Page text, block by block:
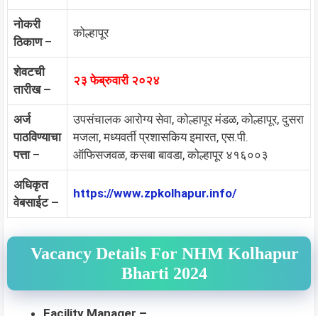
नोकरी
ठिकाण–
कोल्हापूर
शेवटची
तारीख –
२३ फेब्रुवारी २०२४
अर्ज
पाठविण्याचा
पत्ता–
उपसंचालक आरोग्य सेवा, कोल्हापूर मंडळ, कोल्हापूर, दुसरा
मजला, मध्यवर्ती प्रशासकिय इमारत, एस.पी.
ऑफिसजवळ, कसबा बावडा, कोल्हापूर ४१६००३
अधिकृत
वेबसाईट –
https://www.zpkolhapur.info/
Vacancy Details For NHM Kolhapur
Bharti 2024
Facility Manager –